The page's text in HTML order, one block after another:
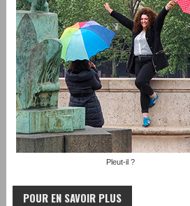
Pleut-il ?
POUR EN SAVOIR PLUS